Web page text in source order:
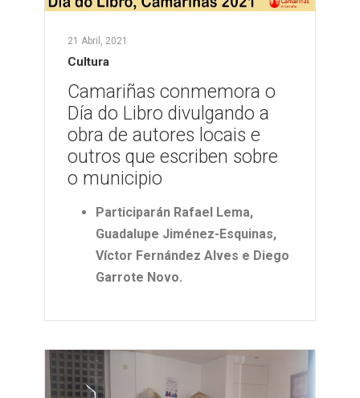
21 Abril, 2021
Cultura
Camariñas conmemora o
Día do Libro divulgando a
obra de autores locais e
outros que escriben sobre
o municipio
Participarán Rafael Lema,
Guadalupe Jiménez-Esquinas,
Víctor Fernández Alves e Diego
Garrote Novo.